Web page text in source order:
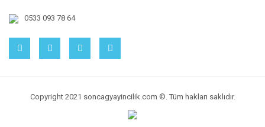
0533 093 78 64
Copyright 2021 soncagyayincilik.com ©. Tüm hakları saklıdır.